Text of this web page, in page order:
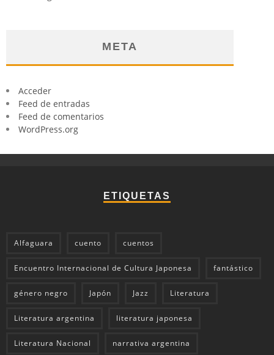
META
Acceder
Feed de entradas
Feed de comentarios
WordPress.org
ETIQUETAS
Alfaguara cuento cuentos
Encuentro Internacional de Cultura Japonesa fantástico
género negro Japón Jazz Literatura
Literatura argentina literatura japonesa
Literatura Nacional narrativa argentina